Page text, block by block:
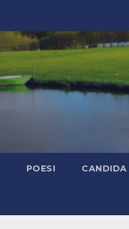
POESI CANDIDA